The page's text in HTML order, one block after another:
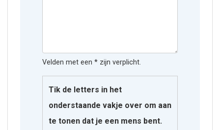
Velden met een * zijn verplicht.
Tik de letters in het
onderstaande vakje over om aan
te tonen dat je een mens bent.